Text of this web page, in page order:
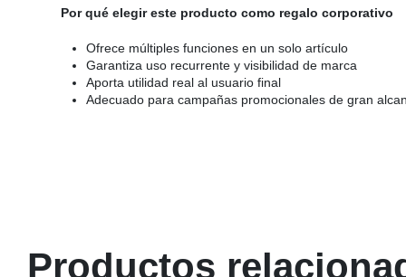
Por qué elegir este producto como regalo corporativo
Ofrece múltiples funciones en un solo artículo
Garantiza uso recurrente y visibilidad de marca
Aporta utilidad real al usuario final
Adecuado para campañas promocionales de gran
Productos